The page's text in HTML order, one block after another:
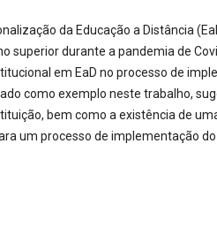
da Educação a Distância
superior durante a pandemia de
em EaD no processo de
como exemplo neste trabalho,
bem como a existência de
um processo de implementação do